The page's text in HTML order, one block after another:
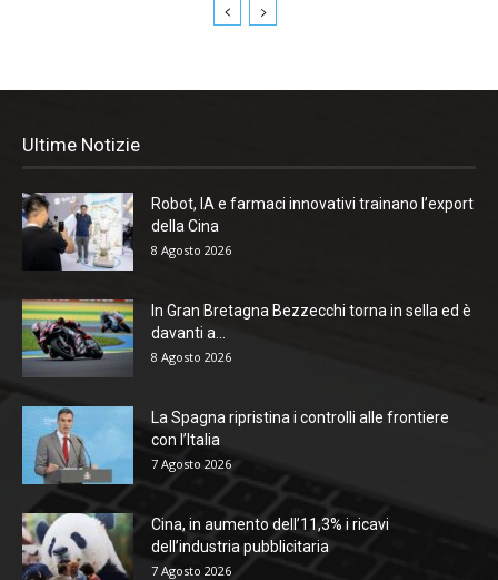
Ultime Notizie
Robot, IA e farmaci innovativi trainano l’export
della Cina
8 Agosto 2026
In Gran Bretagna Bezzecchi torna in sella ed è
davanti a...
8 Agosto 2026
La Spagna ripristina i controlli alle frontiere
con l’Italia
7 Agosto 2026
Cina, in aumento dell’11,3% i ricavi
dell’industria pubblicitaria
7 Agosto 2026